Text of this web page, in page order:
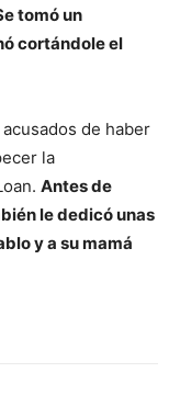
tomó un
cortándole el
de haber
la
Antes de
le dedicó unas
y a su mamá